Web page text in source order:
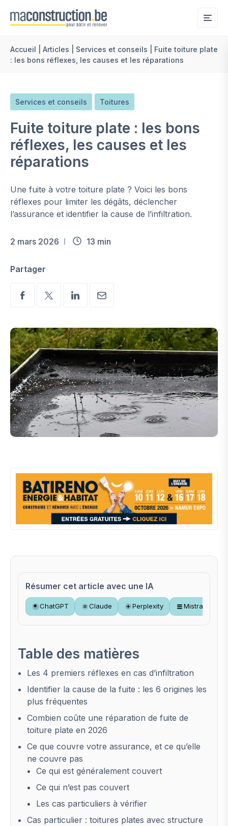
Accueil Articles Services et conseils
Fuite toiture plate
: les bons réflexes, les causes et les réparations
Services et conseils Toitures
Fuite toiture plate : les bons
réflexes, les causes et les
réparations
Une fuite à votre toiture plate ? Voici les bons
réflexes pour limiter les dégâts, déclencher
l’assurance et identifier la cause de l’infiltration.
2 mars 2026 13 min
Partager
Résumer cet article avec une IA
ChatGPT Claude Perplexity Mistral
Table des matières
Les 4 premiers réflexes en cas d’infiltration
Identifier la cause de la fuite : les 6 origines les
plus fréquentes
Combien coûte une réparation de fuite de
toiture plate en 2026
Ce que couvre votre assurance, et ce qu’elle
ne couvre pas
Ce qui est généralement couvert
Ce qui n’est pas couvert
Les cas particuliers à vérifier
Cas particulier : toitures plates avec structure